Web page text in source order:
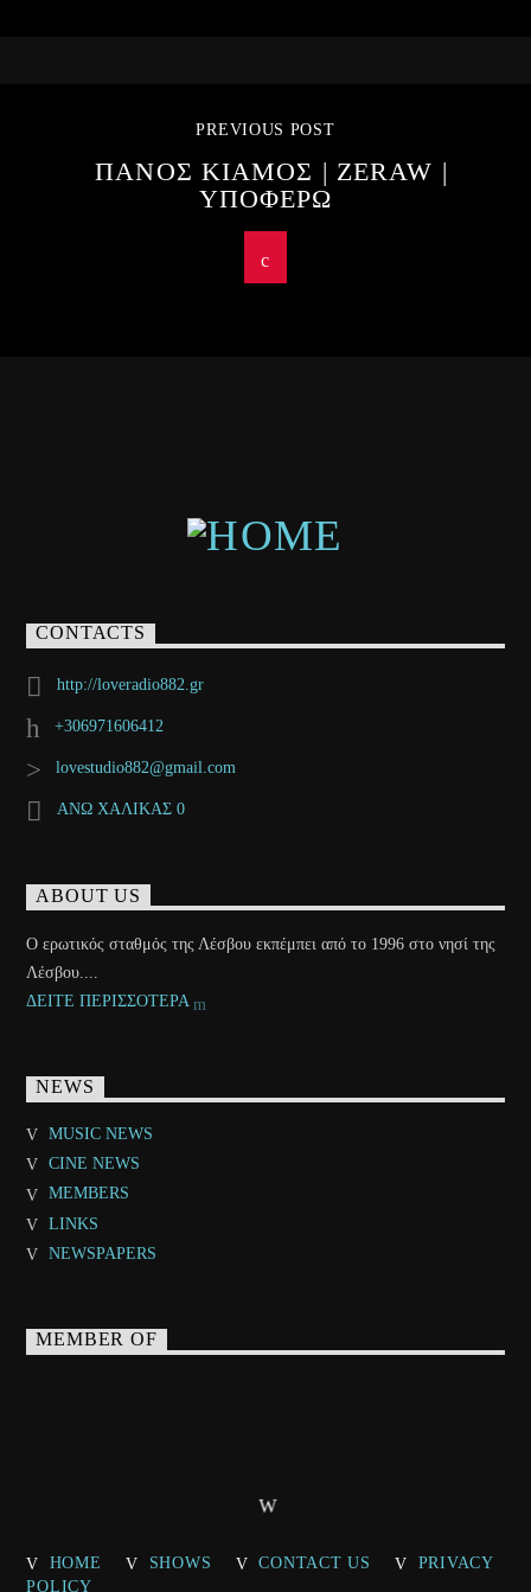
PREVIOUS POST
ΠΑΝΟΣ ΚΙΑΜΟΣ | ZERAW |
ΥΠΟΦΕΡΩ
CONTACTS
http://loveradio882.gr
+306971606412
lovestudio882@gmail.com
ΑΝΩ ΧΑΛΙΚΑΣ 0
ABOUT US
Ο ερωτικός σταθμός της Λέσβου εκπέμπει από το 1996 στο νησί της
Λέσβου....
ΔΕΙΤΕ ΠΕΡΙΣΣΟΤΕΡΑ
NEWS
MUSIC NEWS
CINE NEWS
MEMBERS
LINKS
NEWSPAPERS
MEMBER OF
HOME SHOWS CONTACT US
PRIVACY
POLICY